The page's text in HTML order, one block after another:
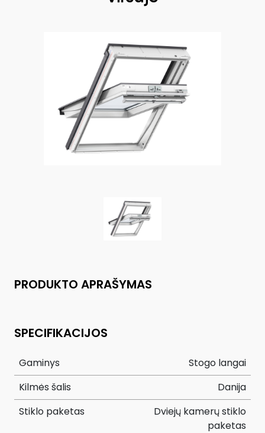
PRODUKTO APRAŠYMAS
SPECIFIKACIJOS
Gaminys
Stogo langai
Kilmės šalis
Danija
Stiklo paketas
Dviejų kamerų stiklo
paketas